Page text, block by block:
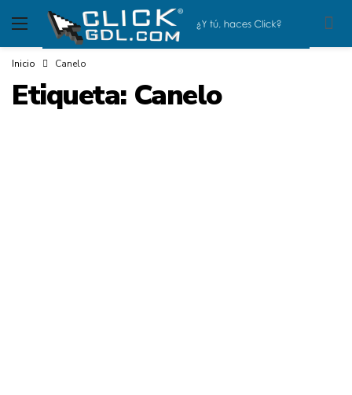
Inicio Canelo
Etiqueta: Canelo